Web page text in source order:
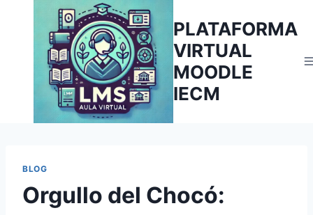
PLATAFORMA
VIRTUAL
MOODLE
IECM
BLOG
Orgullo del Chocó: